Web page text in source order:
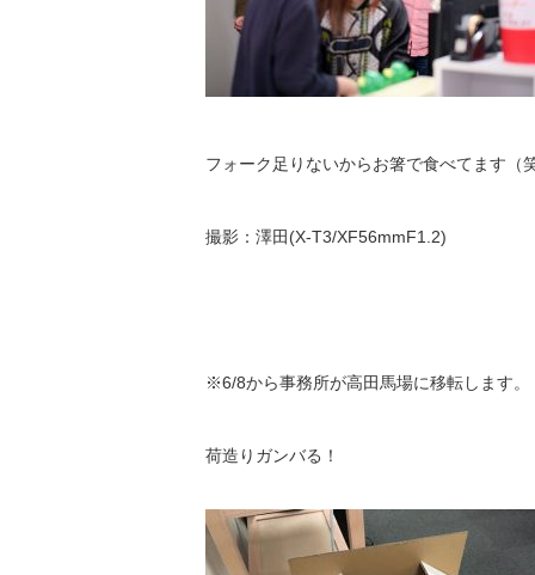
フォーク足りないからお箸で食べてます（
撮影：澤田(X-T3/XF56mmF1.2)
※6/8から事務所が高田馬場に移転します。
荷造りガンバる！